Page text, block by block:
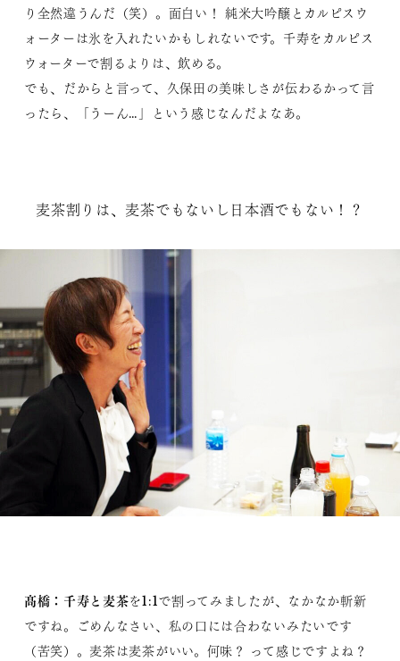
り全然違うんだ（笑）。面白い！ 純米大吟醸とカルピスウ
ォーターは氷を入れたいかもしれないです。千寿をカルピス
ウォーターで割るよりは、飲める。
でも、だからと言って、久保田の美味しさが伝わるかって言
ったら、「うーん…」という感じなんだよなあ。
麦茶割りは、麦茶でもないし日本酒でもない！？
髙橋： 千寿と麦茶を1:1で割ってみましたが、なかなか斬新
ですね。ごめんなさい、私の口には合わないみたいです
（苦笑）。麦茶は麦茶がいい。何味？ って感じですよね？